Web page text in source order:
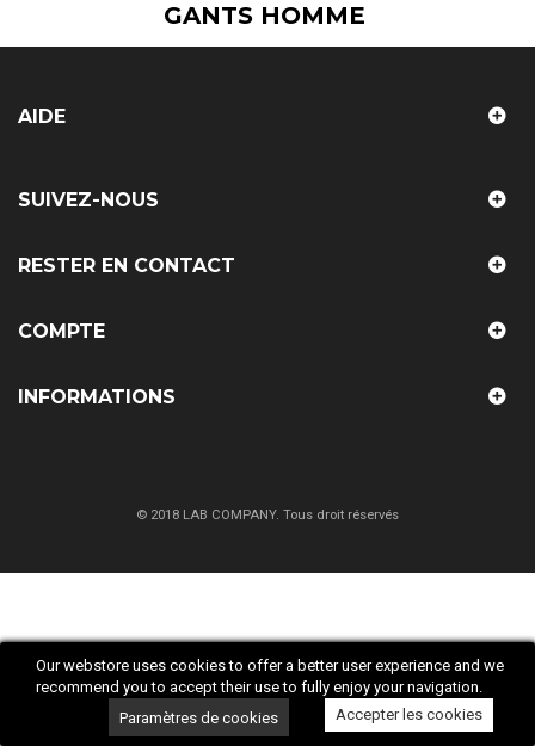
Our webstore uses cookies to offer a better user experience and we
recommend you to accept their use to fully enjoy your navigation.
Accepter les cookies
Paramètres de cookies
GANTS HOMME
AIDE
SUIVEZ-NOUS
RESTER EN CONTACT
COMPTE
INFORMATIONS
© 2018 LAB COMPANY. Tous droit réservés